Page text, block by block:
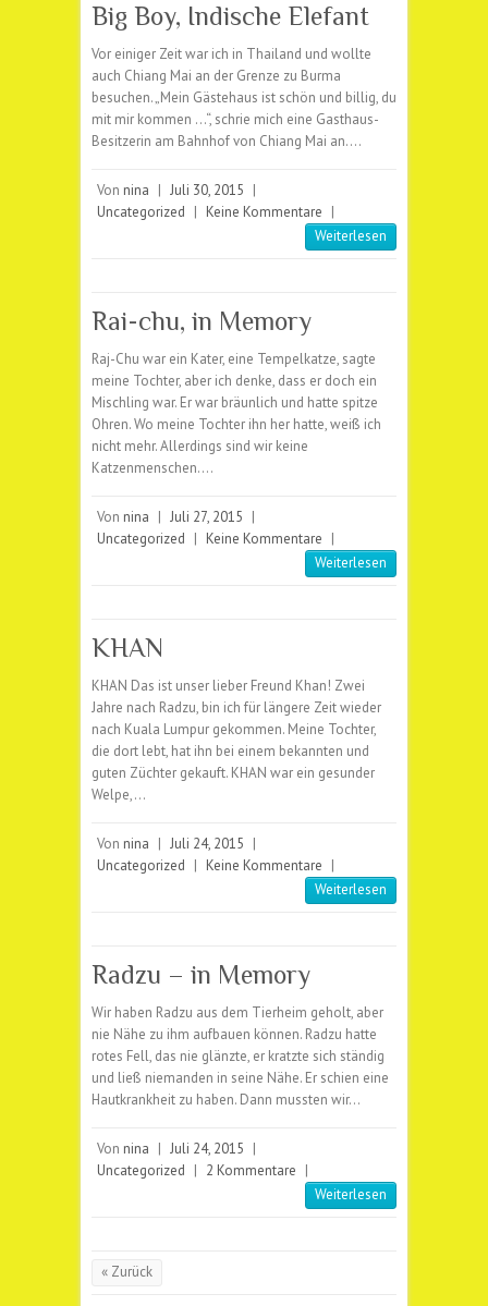
Big Boy, Indische Elefant
Vor einiger Zeit war ich in Thailand und wollte
auch Chiang Mai an der Grenze zu Burma
besuchen. „Mein Gästehaus ist schön und billig, du
mit mir kommen …“, schrie mich eine Gasthaus-
Besitzerin am Bahnhof von Chiang Mai an.…
Von nina | Juli 30, 2015 |
Uncategorized | Keine Kommentare |
Weiterlesen
Rai-chu, in Memory
Raj-Chu war ein Kater, eine Tempelkatze, sagte
meine Tochter, aber ich denke, dass er doch ein
Mischling war. Er war bräunlich und hatte spitze
Ohren. Wo meine Tochter ihn her hatte, weiß ich
nicht mehr. Allerdings sind wir keine
Katzenmenschen.…
Von nina | Juli 27, 2015 |
Uncategorized | Keine Kommentare |
Weiterlesen
KHAN
KHAN Das ist unser lieber Freund Khan! Zwei
Jahre nach Radzu, bin ich für längere Zeit wieder
nach Kuala Lumpur gekommen. Meine Tochter,
die dort lebt, hat ihn bei einem bekannten und
guten Züchter gekauft. KHAN war ein gesunder
Welpe,…
Von nina | Juli 24, 2015 |
Uncategorized | Keine Kommentare |
Weiterlesen
Radzu – in Memory
Wir haben Radzu aus dem Tierheim geholt, aber
nie Nähe zu ihm aufbauen können. Radzu hatte
rotes Fell, das nie glänzte, er kratzte sich ständig
und ließ niemanden in seine Nähe. Er schien eine
Hautkrankheit zu haben. Dann mussten wir…
Von nina | Juli 24, 2015 |
Uncategorized | 2 Kommentare |
Weiterlesen
« Zurück